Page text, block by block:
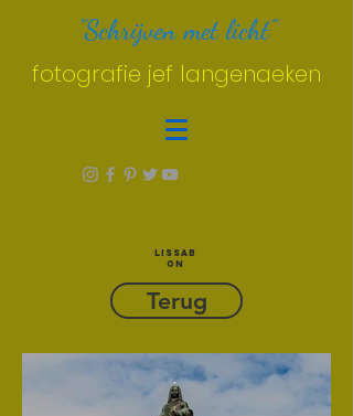
"Schrijven met licht"
fotografie jef langenaeken
LISSAB
ON
Terug